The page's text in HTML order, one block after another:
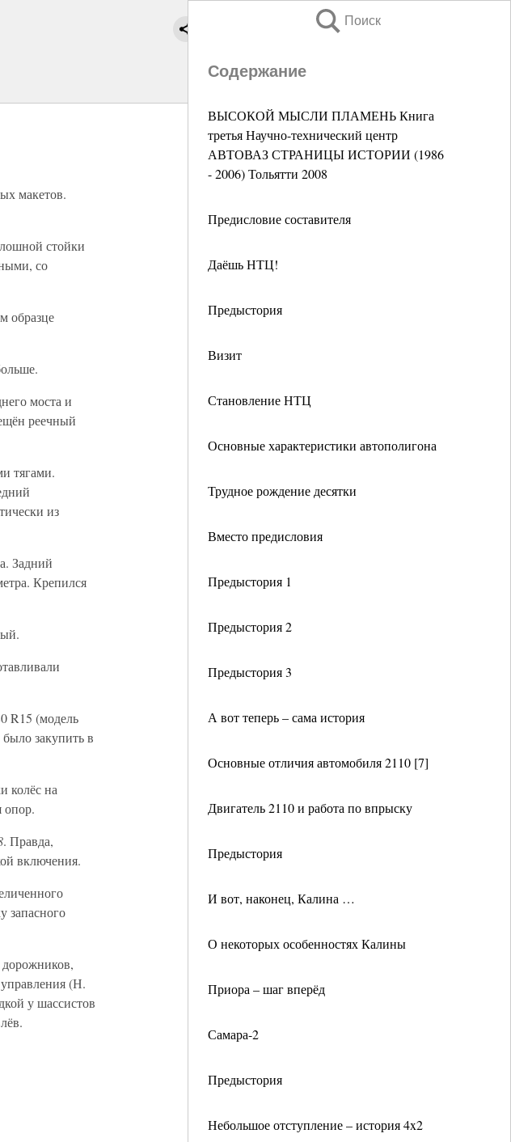
Поиск
Содержание
ВЫСОКОЙ МЫСЛИ ПЛАМЕНЬ Книга
третья Научно-технический центр
АВТОВАЗ СТРАНИЦЫ ИСТОРИИ (1986
- 2006) Тольятти 2008
Предисловие составителя
Даёшь НТЦ!
Предыстория
Визит
Становление НТЦ
Основные характеристики автополигона
Трудное рождение десятки
Вместо предисловия
Предыстория 1
Предыстория 2
Предыстория 3
А вот теперь – сама история
Основные отличия автомобиля 2110 [7]
Двигатель 2110 и работа по впрыску
Предыстория
И вот, наконец, Калина …
О некоторых особенностях Калины
Приора – шаг вперёд
Самара-2
Предыстория
Небольшое отступление – история 4x2
макетов.
стойки
со
образце
моста и
реечный
тягами.
из
Задний
Крепился
R15 (модель
закупить в
колёс на
опор.
. Правда,
включения.
запасного
дорожников,
(Н.
у шассистов